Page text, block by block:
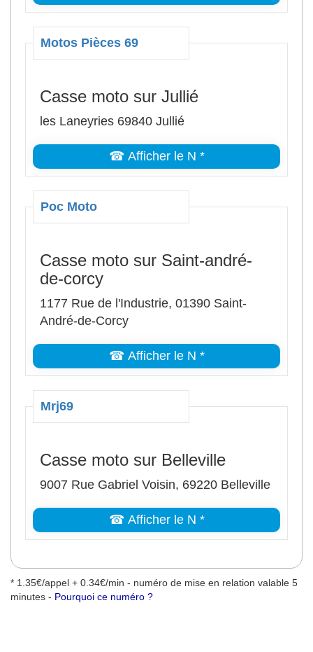
Motos Pièces 69
Casse moto sur Jullié
les Laneyries 69840 Jullié
☎ Afficher le N *
Poc Moto
Casse moto sur Saint-andré-
de-corcy
1177 Rue de l'Industrie, 01390 Saint-
André-de-Corcy
☎ Afficher le N *
Mrj69
Casse moto sur Belleville
9007 Rue Gabriel Voisin, 69220 Belleville
☎ Afficher le N *
* 1.35€/appel + 0.34€/min - numéro de mise en relation valable 5
minutes - Pourquoi ce numéro ?